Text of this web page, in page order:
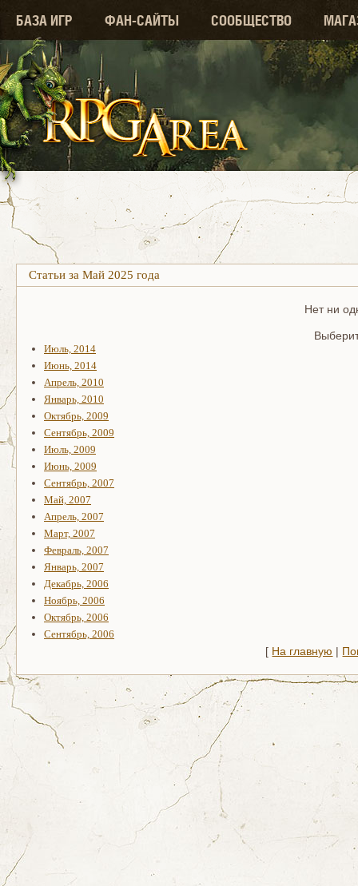
БАЗА ИГР ФАН-САЙТЫ СООБЩЕСТВО
Статьи за Май 2025 года
Нет ни
Июль, 2014
Июнь, 2014
Апрель, 2010
Январь, 2010
Октябрь, 2009
Сентябрь, 2009
Июль, 2009
Июнь, 2009
Сентябрь, 2007
Май, 2007
Апрель, 2007
Март, 2007
Февраль, 2007
Январь, 2007
Декабрь, 2006
Ноябрь, 2006
Октябрь, 2006
Сентябрь, 2006
[ На главную |